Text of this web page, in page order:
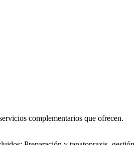
complementarios que ofrecen.